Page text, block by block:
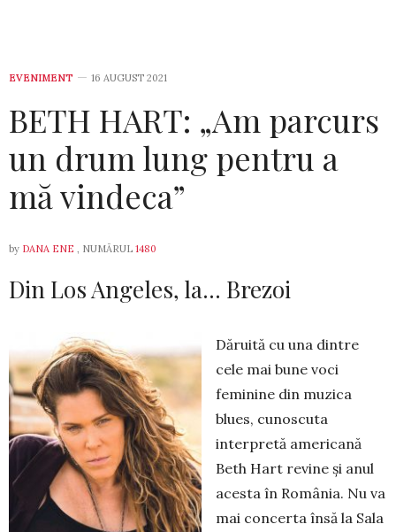
EVENIMENT 16 AUGUST 2021
BETH HART: „Am parcurs
un drum lung pentru a
mă vindeca”
by DANA ENE , NUMĂRUL 1480
Din Los Angeles, la… Brezoi
Dăruită cu una dintre
cele mai bune voci
feminine din muzica
blues, cunoscuta
interpretă americană
Beth Hart revine și anul
acesta în România. Nu va
mai concerta însă la Sala